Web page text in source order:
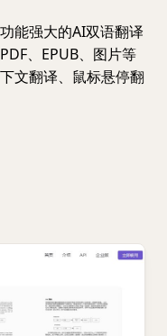
能强大的AI双语翻译
、EPUB、图片等
文翻译、鼠标悬停翻